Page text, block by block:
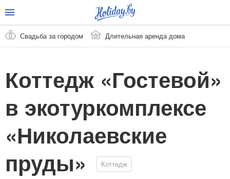
Свадьба за городом Длительная аренда дома
Коттедж «Гостевой»
в экотуркомплексе
«Николаевские
пруды»
Коттедж